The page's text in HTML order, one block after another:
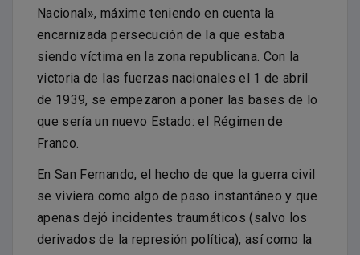
Nacional», máxime teniendo en cuenta la
encarnizada persecución de la que estaba
siendo víctima en la zona republicana. Con la
victoria de las fuerzas nacionales el 1 de abril
de 1939, se empezaron a poner las bases de lo
que sería un nuevo Estado: el Régimen de
Franco.
En San Fernando, el hecho de que la guerra civil
se viviera como algo de paso instantáneo y que
apenas dejó incidentes traumáticos (salvo los
derivados de la represión política), así como la